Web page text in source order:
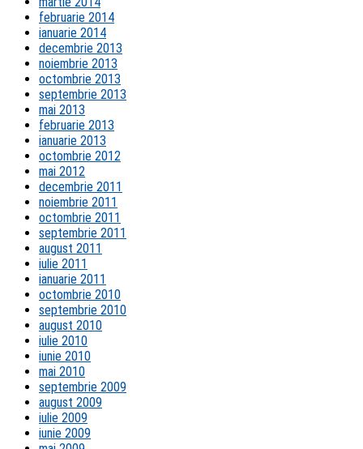
februarie 2014
ianuarie 2014
decembrie 2013
noiembrie 2013
octombrie 2013
septembrie 2013
mai 2013
februarie 2013
ianuarie 2013
octombrie 2012
mai 2012
decembrie 2011
noiembrie 2011
octombrie 2011
septembrie 2011
august 2011
iulie 2011
ianuarie 2011
octombrie 2010
septembrie 2010
august 2010
iulie 2010
iunie 2010
mai 2010
septembrie 2009
august 2009
iulie 2009
iunie 2009